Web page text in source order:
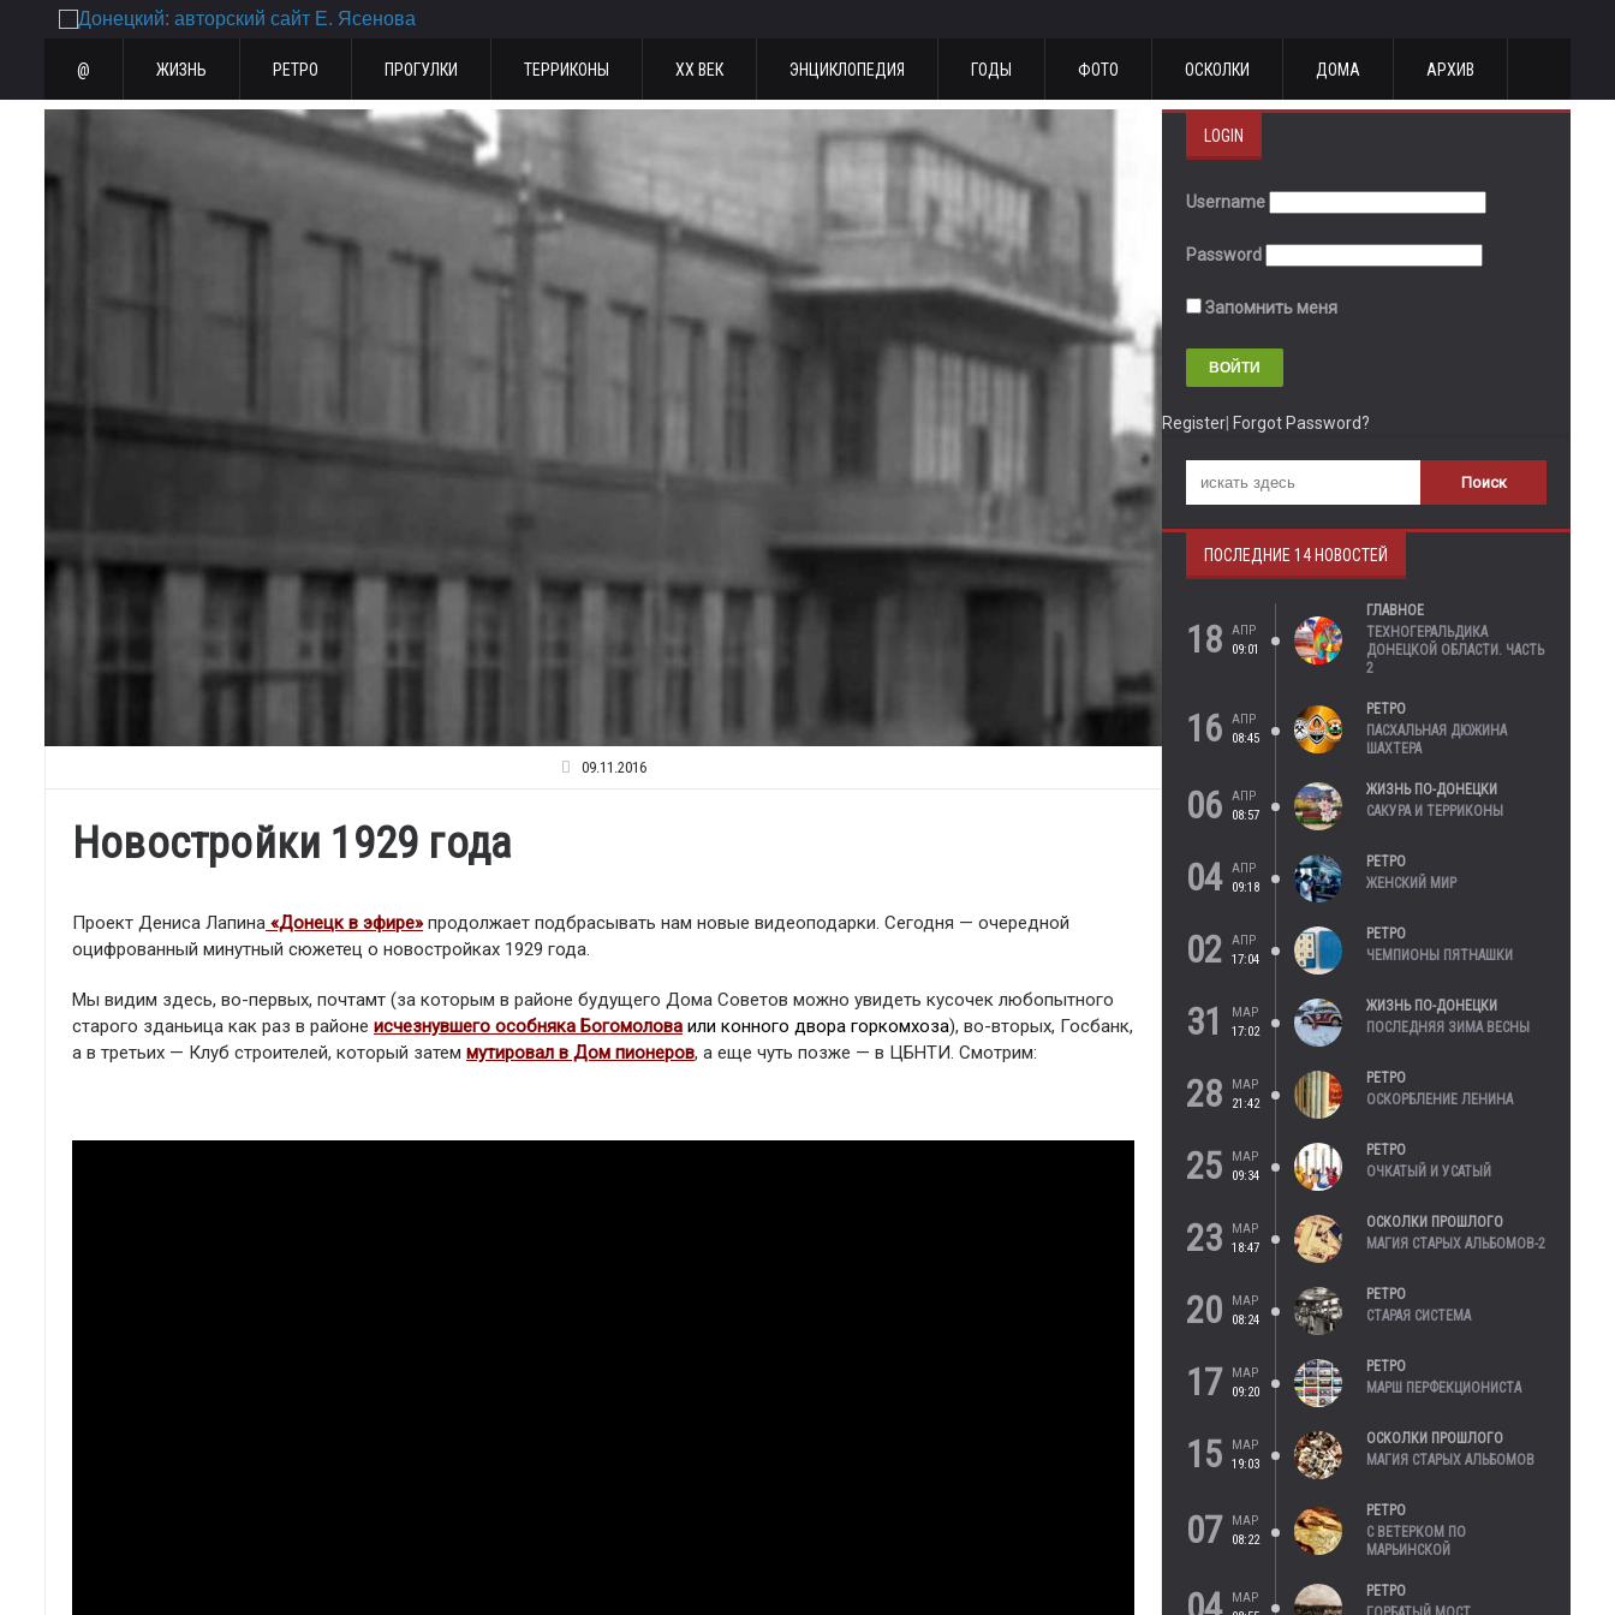
@ ЖИЗНЬ РЕТРО ПРОГУЛКИ ТЕРРИКОНЫ ХХ ВЕК ЭНЦИКЛОПЕДИЯ ГОДЫ ФОТО ОСКОЛКИ ДОМА АРХИВ
09.11.2016
Новостройки 1929 года
Проект Дениса Лапина «Донецк в эфире»продолжает подбрасывать нам новые видеоподарки. Сегодня — очередной
оцифрованный минутный сюжетец о новостройках 1929 года.
Мы видим здесь, во-первых, почтамт (за которым в районе будущего Дома Советов можно увидеть кусочек любопытного
старого зданьица как раз в районе исчезнувшего особняка Богомолова или конного двора горкомхоза), во-вторых, Госбанк,
а в третьих — Клуб строителей, который затем мутировал в Дом пионеров, а еще чуть позже — в ЦБНТИ. Смотрим:
LOGIN
Username
Password
Запомнить меня
Register Forgot Password?
ПОСЛЕДНИЕ 14 НОВОСТЕЙ
18
АПР
09:01
ГЛАВНОЕ
ТЕХНОГЕРАЛЬДИКА
ДОНЕЦКОЙ ОБЛАСТИ. ЧАСТЬ
2
16
АПР
08:45
РЕТРО
ПАСХАЛЬНАЯ ДЮЖИНА
ШАХТЕРА
06
АПР
08:57
ЖИЗНЬ ПО-ДОНЕЦКИ
САКУРА И ТЕРРИКОНЫ
04
АПР
09:18
РЕТРО
ЖЕНСКИЙ МИР
02
АПР
17:04
РЕТРО
ЧЕМПИОНЫ ПЯТНАШКИ
31
МАР
17:02
ЖИЗНЬ ПО-ДОНЕЦКИ
ПОСЛЕДНЯЯ ЗИМА ВЕСНЫ
28
МАР
21:42
РЕТРО
ОСКОРБЛЕНИЕ ЛЕНИНА
25
МАР
09:34
РЕТРО
ОЧКАТЫЙ И УСАТЫЙ
23
МАР
18:47
ОСКОЛКИ ПРОШЛОГО
МАГИЯ СТАРЫХ АЛЬБОМОВ-2
20
МАР
08:24
РЕТРО
СТАРАЯ СИСТЕМА
17
МАР
09:20
РЕТРО
МАРШ ПЕРФЕКЦИОНИСТА
15
МАР
19:03
ОСКОЛКИ ПРОШЛОГО
МАГИЯ СТАРЫХ АЛЬБОМОВ
07
МАР
08:22
РЕТРО
С ВЕТЕРКОМ ПО
МАРЬИНСКОЙ
МАР
РЕТРО